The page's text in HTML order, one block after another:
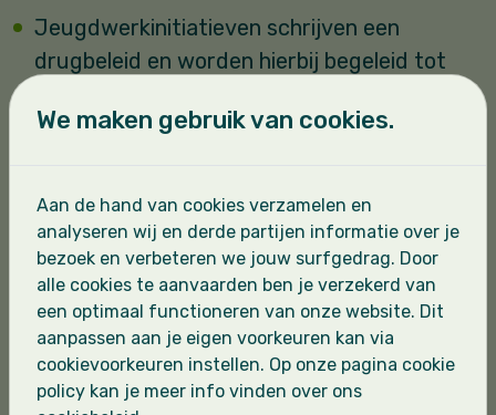
Jeugdwerkinitiatieven schrijven een
drugbeleid en worden hierbij begeleid tot
Het thema alcohol- en andere
groepen die reeds deelgenomen hebben.
We maken gebruik van cookies.
Aan de hand van cookies verzamelen en
analyseren wij en derde partijen informatie over je
bezoek en verbeteren we jouw surfgedrag. Door
alle cookies te aanvaarden ben je verzekerd van
een optimaal functioneren van onze website. Dit
aanpassen aan je eigen voorkeuren kan via
cookievoorkeuren instellen. Op onze pagina cookie
policy kan je meer info vinden over ons